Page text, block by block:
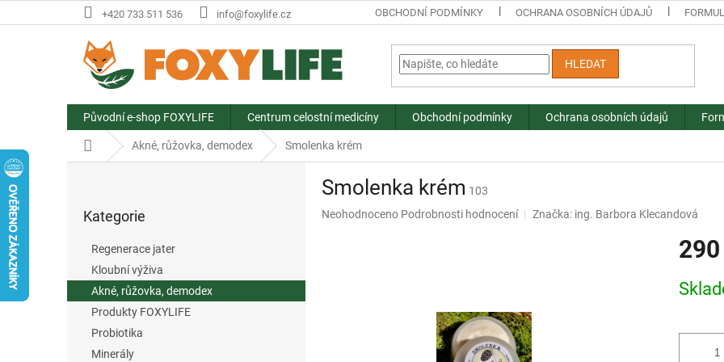
na
+420 733 511 536 info@foxylife.cz OBCHODNÍ PODMÍNKY OCHRANA OSOBNÍCH ÚDAJŮ
HLEDAT
Původní e-shop FOXYLIFE Centrum celostní medicíny Obchodní podmínky Ochrana osobních údajů
Domů Akné, růžovka, demodex Smolenka krém
n
kategorie
Kategorie
Regenerace jater
Kloubní výživa
Akné, růžovka, demodex
Produkty FOXYLIFE
Probiotika
Minerály
Smolenka krém 103
Průměrné
Neohodnoceno Podrobnosti hodnocení Značka: ing. Barbora Klecandová
cena: